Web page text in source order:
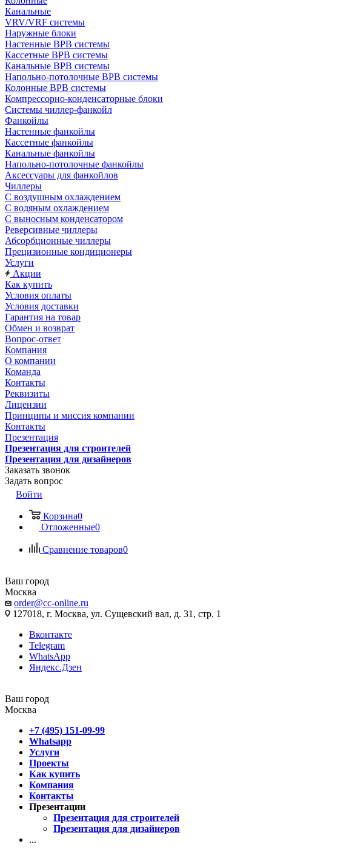
Канальные
VRV/VRF системы
Наружные блоки
Настенные ВРВ системы
Кассетные ВРВ системы
Канальные ВРВ системы
Напольно-потолочные ВРВ системы
Колонные ВРВ системы
Компрессорно-конденсаторные блоки
Системы чиллер-фанкойл
Фанкойлы
Настенные фанкойлы
Кассетные фанкойлы
Канальные фанкойлы
Напольно-потолочные фанкойлы
Аксессуары для фанкойлов
Чиллеры
С воздушным охлаждением
С водяным охлаждением
С выносным конденсатором
Реверсивные чиллеры
Абсорбционные чиллеры
Прецизионные кондиционеры
Услуги
Акции
Как купить
Условия оплаты
Условия доставки
Гарантия на товар
Обмен и возврат
Вопрос-ответ
Компания
О компании
Команда
Контакты
Реквизиты
Лицензии
Принципы и миссия компании
Контакты
Презентация
Презентация для строителей
Презентация для дизайнеров
Заказать звонок
Задать вопрос
Войти
Корзина0
Отложенные0
Сравнение товаров0
Ваш город
Москва
order@cc-online.ru
127018, г. Москва, ул. Сущевский вал, д. 31, стр. 1
Вконтакте
Telegram
WhatsApp
Яндекс.Дзен
Ваш город
Москва
+7 (495) 151-09-99
Whatsapp
Услуги
Проекты
Как купить
Компания
Контакты
Презентации
Презентация для строителей
Презентация для дизайнеров
...